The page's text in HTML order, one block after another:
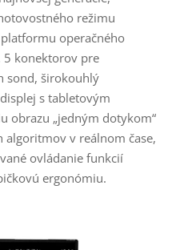
režimu
operačného
konektorov pre
sond, širokouhlý
s tabletovým
obrazu „jedným dotykom“
v reálnom čase,
ovládanie funkcií
ergonómiu.